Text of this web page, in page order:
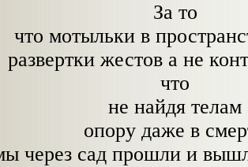
За то
что мотыльки в
развертки жестов а не
что
не найдя телам
опору даже в
через сад прошли и